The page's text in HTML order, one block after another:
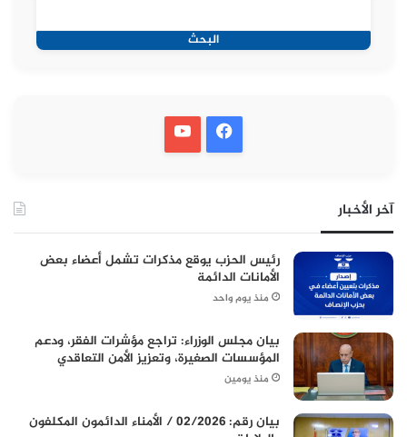
البحث
آخر الأخبار
رئيس الحزب يوقع مذكرات تشمل أعضاء بعض
الأمانات الدائمة
منذ يوم واحد
بيان مجلس الوزراء: تراجع مؤشرات الفقر، ودعم
المؤسسات الصغيرة، وتعزيز الأمن التعاقدي
منذ يومين
بيان رقم: 02/2026 / الأمناء الدائمون المكلفون